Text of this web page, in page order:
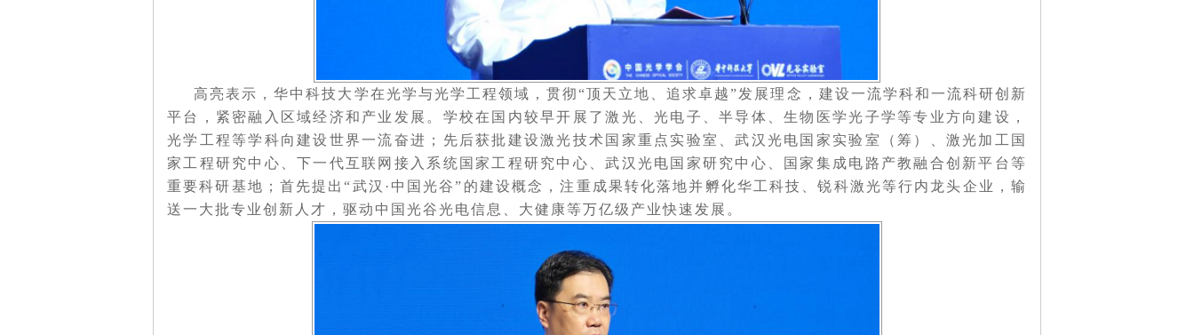
高亮表示，华中科技大学在光学与光学工程领域，贯彻“顶天立地、追求卓越”发展理念，建设一流学科和一流科研创新
平台，紧密融入区域经济和产业发展。学校在国内较早开展了激光、光电子、半导体、生物医学光子学等专业方向建设，
光学工程等学科向建设世界一流奋进；先后获批建设激光技术国家重点实验室、武汉光电国家实验室（筹）、激光加工国
家工程研究中心、下一代互联网接入系统国家工程研究中心、武汉光电国家研究中心、国家集成电路产教融合创新平台等
重要科研基地；首先提出“武汉·中国光谷”的建设概念，注重成果转化落地并孵化华工科技、锐科激光等行内龙头企业，输
送一大批专业创新人才，驱动中国光谷光电信息、大健康等万亿级产业快速发展。